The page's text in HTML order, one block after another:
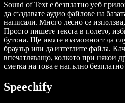
Sound of Text е безплатно уеб
да създавате аудио файлове на
написали. Много лесно се
Просто пишете текста в полето,
бутона. Ще имате възможност да
браузър или да изтеглите файла.
впечатляващо, колкото при някои
сметка на това е напълно безплатно
Speechify